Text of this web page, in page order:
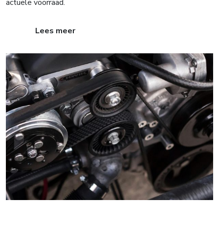
actuele voorraad.
Lees meer